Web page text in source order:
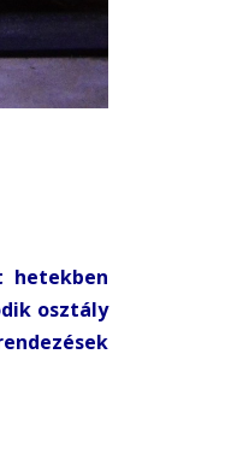
hetekben
osztály